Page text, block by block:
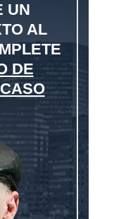
UN
AL
DE